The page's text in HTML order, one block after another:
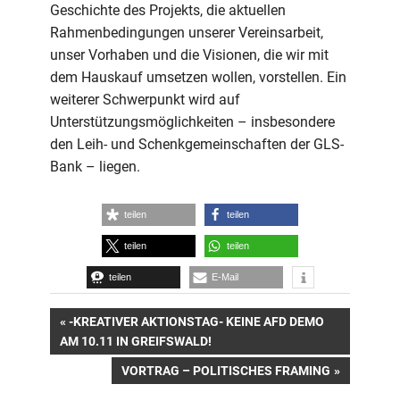
Geschichte des Projekts, die aktuellen
Rahmenbedingungen unserer Vereinsarbeit,
unser Vorhaben und die Visionen, die wir mit
dem Hauskauf umsetzen wollen, vorstellen. Ein
weiterer Schwerpunkt wird auf
Unterstützungsmöglichkeiten – insbesondere
den Leih- und Schenkgemeinschaften der GLS-
Bank – liegen.
teilen teilen
teilen teilen
teilen E-Mail
Beitrags-
Navigation
VORHERIGER
BEITRAG:
-KREATIVER AKTIONSTAG- KEINE AFD DEMO
AM 10.11 IN GREIFSWALD!
NÄCHSTER
VORTRAG – POLITISCHES FRAMING